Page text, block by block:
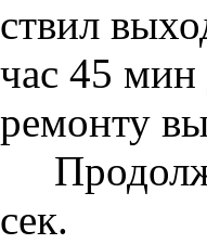
ствил
час 45 мин
ремонту
сек.